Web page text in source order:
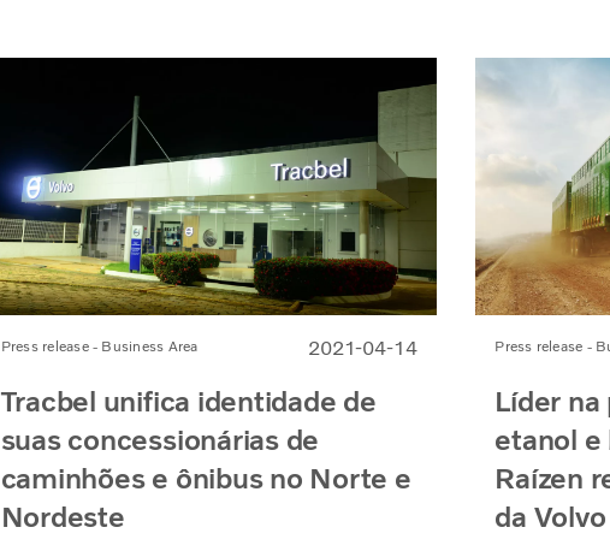
Press release - Business Area 2021-04-14
Tracbel unifica identidade de
suas concessionárias de
caminhões e ônibus no Norte e
Nordeste
Press release -
Líder na
etanol e
Raízen
da Volvo